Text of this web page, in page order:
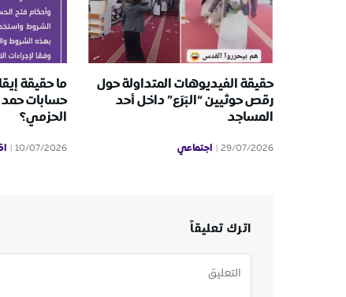
حقيقة الفيديوهات المتداولة حول
رقص حوثيين “البَرَع” داخل أحد
المساجد
29/07/2026 اجتماعي
ما حقيقة
حسابات
الحزمي؟
10/07/2026
اترك تعليقاً